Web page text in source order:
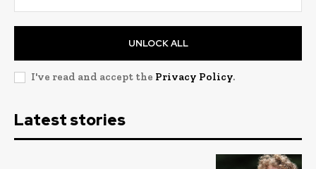
UNLOCK ALL
I've read and accept the Privacy Policy.
Latest stories